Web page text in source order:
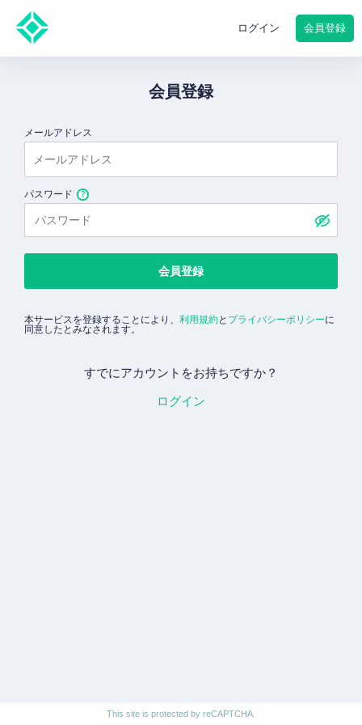
ログイン 会員登録
会員登録
メールアドレス
パスワード
会員登録
本サービスを登録することにより、 利用規約と プライバシーポリシーに
同意したとみなされます。
すでにアカウントをお持ちですか？
ログイン
This site is protected by reCAPTCHA.